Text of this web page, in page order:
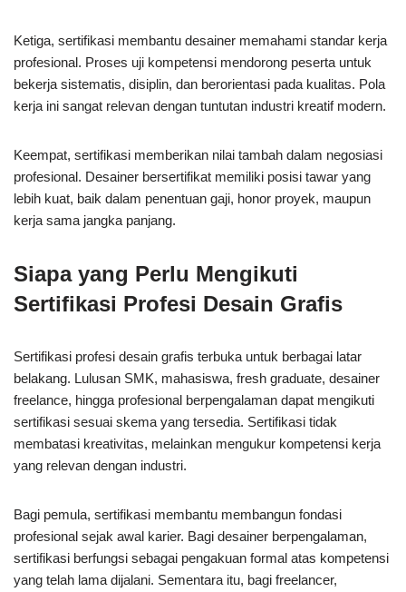
Ketiga, sertifikasi membantu desainer memahami standar kerja
profesional. Proses uji kompetensi mendorong peserta untuk
bekerja sistematis, disiplin, dan berorientasi pada kualitas. Pola
kerja ini sangat relevan dengan tuntutan industri kreatif modern.
Keempat, sertifikasi memberikan nilai tambah dalam negosiasi
profesional. Desainer bersertifikat memiliki posisi tawar yang
lebih kuat, baik dalam penentuan gaji, honor proyek, maupun
kerja sama jangka panjang.
Siapa yang Perlu Mengikuti
Sertifikasi Profesi Desain Grafis
Sertifikasi profesi desain grafis terbuka untuk berbagai latar
belakang. Lulusan SMK, mahasiswa, fresh graduate, desainer
freelance, hingga profesional berpengalaman dapat mengikuti
sertifikasi sesuai skema yang tersedia. Sertifikasi tidak
membatasi kreativitas, melainkan mengukur kompetensi kerja
yang relevan dengan industri.
Bagi pemula, sertifikasi membantu membangun fondasi
profesional sejak awal karier. Bagi desainer berpengalaman,
sertifikasi berfungsi sebagai pengakuan formal atas kompetensi
yang telah lama dijalani. Sementara itu, bagi freelancer,